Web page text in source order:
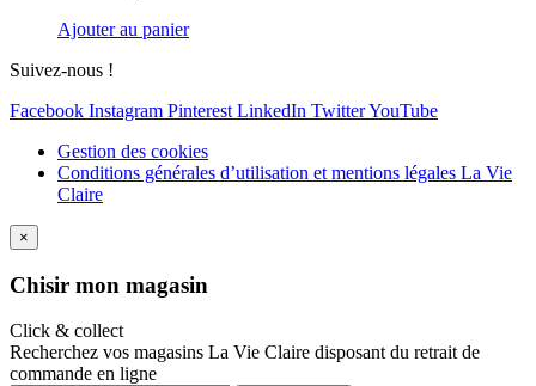
Ajouter au panier
Suivez-nous !
Facebook Instagram Pinterest LinkedIn TwitterYouTube
Gestion des cookies
Conditions générales d’utilisation et mentions légales La Vie
Claire
×
Chisir mon magasin
Click & collect
Recherchez vos magasins La Vie Claire disposant du retrait de
commande en ligne